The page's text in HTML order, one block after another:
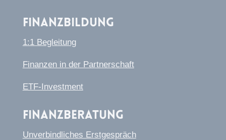
Finanzbildung
1:1 Begleitung
Finanzen in der Partnerschaft
ETF-Investment
Finanzberatung
Unverbindliches Erstgespräch